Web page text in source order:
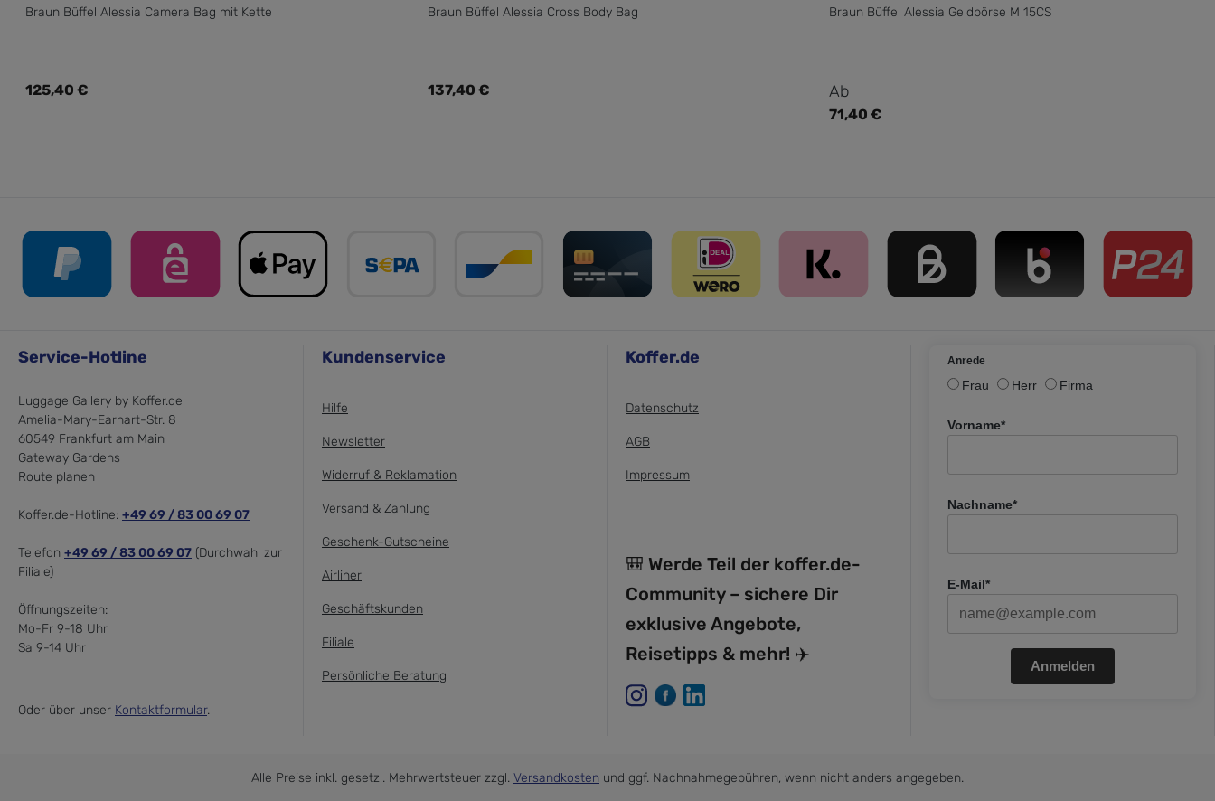
Braun Büffel Alessia Camera Bag mit Kette
Regulärer Preis:
125,40 €
Braun Büffel Alessia Cross Body Bag
Regulärer Preis:
137,40 €
Braun Büffel Alessia Geldbörse M 15CS
Regulärer Preis:
Ab
71,40 €
Service-Hotline
Luggage Gallery by Koffer.de
Amelia-Mary-Earhart-Str. 8
60549 Frankfurt am Main
Gateway Gardens
Route planen
Koffer.de-Hotline: +49 69 / 83 00 69 07
Telefon +49 69 / 83 00 69 07 (Durchwahl zur
Filiale)
Öffnungszeiten:
Mo-Fr 9-18 Uhr
Sa 9-14 Uhr
Oder über unser Kontaktformular.
Kundenservice
Hilfe
Newsletter
Widerruf & Reklamation
Versand & Zahlung
Geschenk-Gutscheine
Airliner
Geschäftskunden
Filiale
Persönliche Beratung
Koffer.de
Datenschutz
AGB
Impressum
🎒 Werde Teil der koffer.de-
Community – sichere Dir
exklusive Angebote,
Reisetipps & mehr! ✈️
Anrede
Frau Herr Firma
Vorname*
Nachname*
E-Mail*
Anmelden
Alle Preise inkl. gesetzl. Mehrwertsteuer zzgl. Versandkosten und ggf. Nachnahmegebühren, wenn nicht anders angegeben.